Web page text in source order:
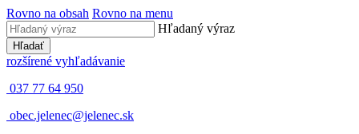
Rovno na obsah Rovno na menu
Hľadaný výraz
Hľadať
rozšírené vyhľadávanie
037 77 64 950
obec.jelenec@jelenec.sk